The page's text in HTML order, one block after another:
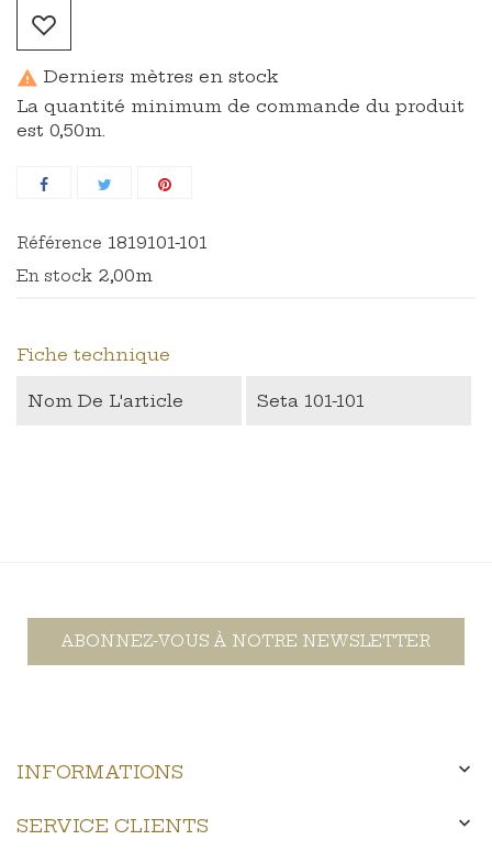
 Derniers mètres en stock
La quantité minimum de commande du produit
est 0,50m.
Référence 1819101-101
En stock 2,00m
Fiche technique
Nom De L'article Seta 101-101
ABONNEZ-VOUS À NOTRE NEWSLETTER
INFORMATIONS 
SERVICE CLIENTS 